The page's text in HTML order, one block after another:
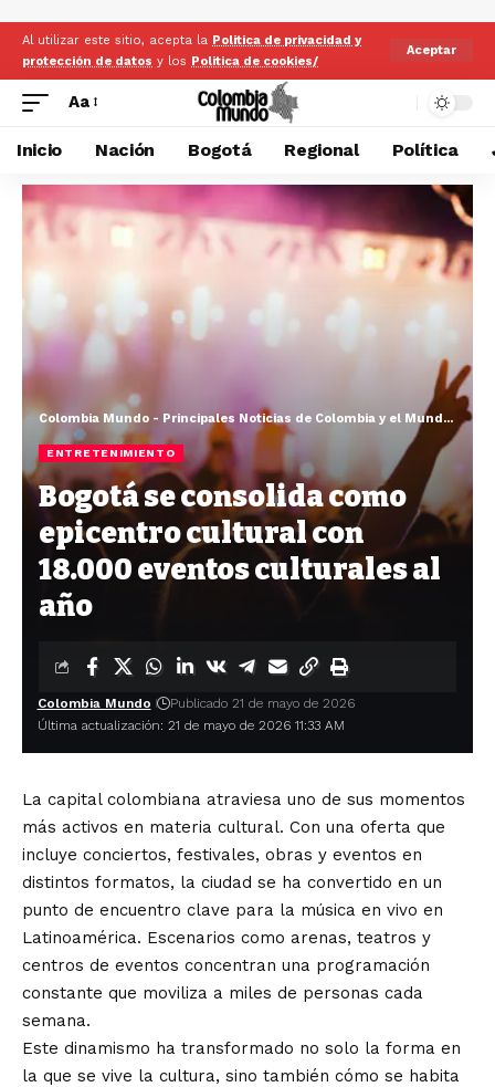
Al utilizar este sitio, acepta la Politica de privacidad y
protección de datos y los Politica de cookies/
Aceptar
Aa
Inicio Nación Bogotá Regional Política
Colombia Mundo - Principales Noticias de Colombia y el Mundo Hoy
ENTRETENIMIENTO
Bogotá se consolida como
epicentro cultural con
18.000 eventos culturales al
año
Última actualización: 21 de mayo de 2026 11:33 AM
Colombia Mundo Publicado 21 de mayo de 2026
La capital colombiana atraviesa uno de sus momentos
más activos en materia cultural. Con una oferta que
incluye conciertos, festivales, obras y eventos en
distintos formatos, la ciudad se ha convertido en un
punto de encuentro clave para la música en vivo en
Latinoamérica. Escenarios como arenas, teatros y
centros de eventos concentran una programación
constante que moviliza a miles de personas cada
semana.
Este dinamismo ha transformado no solo la forma en
la que se vive la cultura, sino también cómo se habita